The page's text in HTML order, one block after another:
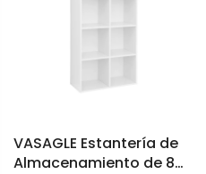
VASAGLE Estantería de
Almacenamiento de 8